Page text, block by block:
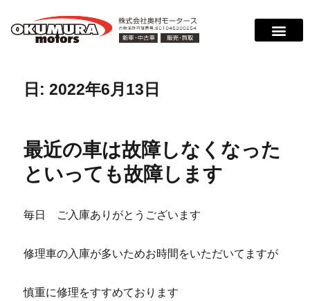
日:2022年6月13日
最近の車は故障しなくなった
といっても故障します
毎日 ご入庫ありがとうございます
修理車の入庫が多いためお時間をいただいてますが
慎重に修理をすすめております